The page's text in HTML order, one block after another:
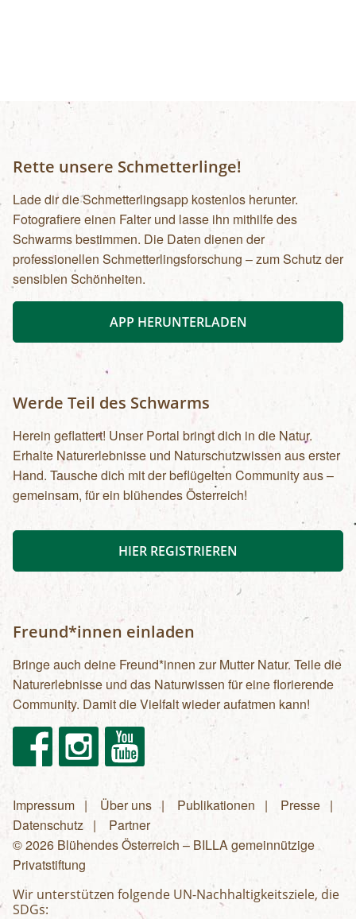
Rette unsere Schmetterlinge!
Lade dir die Schmetterlingsapp kostenlos herunter.
Fotografiere einen Falter und lasse ihn mithilfe des
Schwarms bestimmen. Die Daten dienen der
professionellen Schmetterlingsforschung – zum Schutz der
sensiblen Schönheiten.
APP HERUNTERLADEN
Werde Teil des Schwarms
Herein geflattert! Unser Portal bringt dich in die Natur.
Erhalte Naturerlebnisse und Naturschutzwissen aus erster
Hand. Tausche dich mit der beflügelten Community aus –
gemeinsam, für ein blühendes Österreich!
HIER REGISTRIEREN
Freund*innen einladen
Bringe auch deine Freund*innen zur Mutter Natur. Teile die
Naturerlebnisse und das Naturwissen für eine florierende
Community. Damit die Vielfalt wieder aufatmen kann!
FacebookInstagram Youtube
Fußzeilenmenü
Impressum Über uns Publikationen
Presse
Datenschutz
Partner
© 2026 Blühendes Österreich – BILLA gemeinnützige
Privatstiftung
Wir unterstützen folgende UN-Nachhaltigkeitsziele, die
SDGs: